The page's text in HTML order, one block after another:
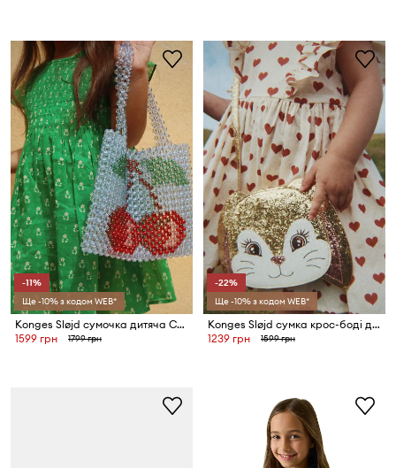
-11%
Ще -10% з кодом WEB*
Konges Sløjd сумочка дитяча CHERRY PERLA BAG
1599 грн
1799 грн
-22%
Ще -10% з кодом WEB*
Konges Sløjd сумка крос-боді дитяча TUT BUNNY SHOULDER BAG
1239 грн
1599 грн